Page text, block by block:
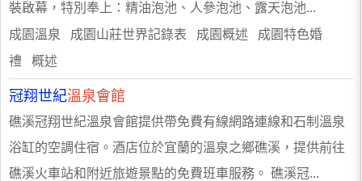
裝啟幕，特別奉上：精油泡池、人參泡池、露天泡池...
成園溫泉 成園山莊世界記錄表 成園概述 成園特色婚
禮 概述
冠翔世紀溫泉會館
礁溪冠翔世紀溫泉會館提供帶免費有線網路連線和石制溫泉
浴缸的空調住宿。酒店位於宜蘭的溫泉之鄉礁溪，提供前往
礁溪火車站和附近旅遊景點的免費班車服務。 礁溪冠...